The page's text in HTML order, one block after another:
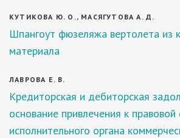
КУТИКОВА Ю. О., МАСЯГУТОВА А. Д.
Шпангоут фюзеляжа вертолета из
материала
ЛАВРОВА Е. В.
Кредиторская и дебиторская
основание привлечения к правовой
исполнительного органа